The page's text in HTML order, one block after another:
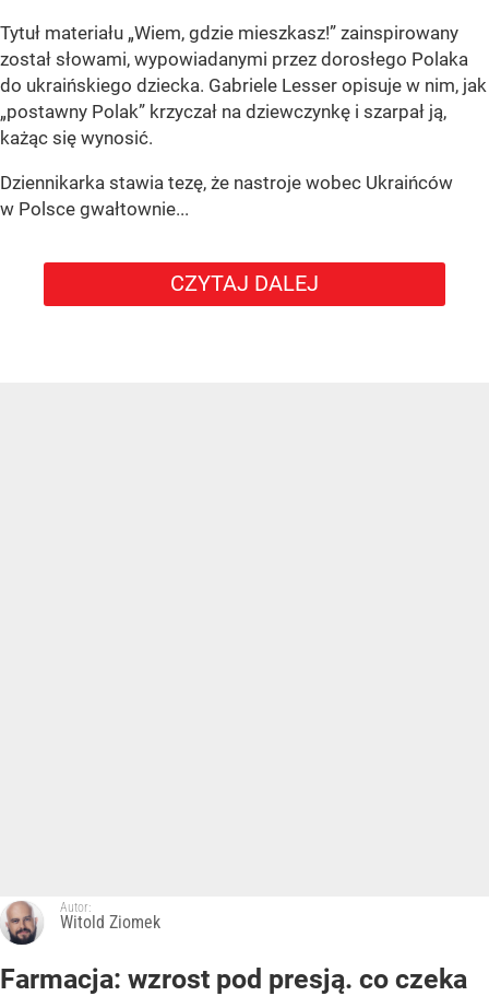
Tytuł materiału „Wiem, gdzie mieszkasz!” zainspirowany
został słowami, wypowiadanymi przez dorosłego Polaka
do ukraińskiego dziecka. Gabriele Lesser opisuje w nim, jak
„postawny Polak” krzyczał na dziewczynkę i szarpał ją,
każąc się wynosić.
Dziennikarka stawia tezę, że nastroje wobec Ukraińców
w Polsce gwałtownie...
CZYTAJ DALEJ
Autor:
Witold Ziomek
Farmacja: wzrost pod presją. co czeka